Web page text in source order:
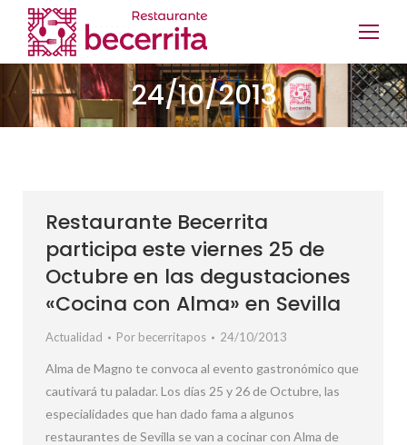
24/10/2013
Restaurante Becerrita
participa este viernes 25 de
Octubre en las degustaciones
«Cocina con Alma» en Sevilla
Actualidad Por becerritapos 24/10/2013
Alma de Magno te convoca al evento gastronómico que
cautivará tu paladar. Los días 25 y 26 de Octubre, las
especialidades que han dado fama a algunos
restaurantes de Sevilla se van a cocinar con Alma de